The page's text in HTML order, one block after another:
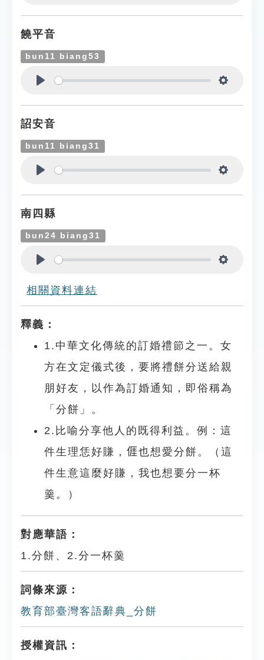
饒平音
bun11 biang53
詔安音
bun11 biang31
南四縣
bun24 biang31
相關資料連結
釋義：
1.中華文化傳統的訂婚禮節之一。女
方在文定儀式後，要將禮餅分送給親
朋好友，以作為訂婚通知，即俗稱為
「分餅」。
2.比喻分享他人的既得利益。例：這
件生理恁好賺，𠊎也想愛分餅。（這
件生意這麼好賺，我也想要分一杯
羹。）
對應華語：
1.分餅、2.分一杯羹
詞條來源：
教育部臺灣客語辭典_分餅
授權資訊：